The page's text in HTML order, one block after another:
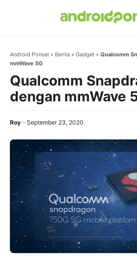
Android Ponsel » Berita » Gadget » Qualcomm
mmWave 5G
Qualcomm
dengan mmWave
Roy September 23, 2020